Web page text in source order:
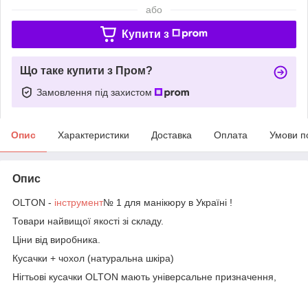
або
Купити з
Що таке купити з Пром?
Замовлення під захистом
Опис Характеристики Доставка Оплата Умови
Опис
OLTON - інструмент№ 1 для манікюру в Україні !
Товари найвищої якості зі складу.
Ціни від виробника.
Кусачки + чохол (натуральна шкіра)
Нігтьові кусачки OLTON мають універсальне призначення,